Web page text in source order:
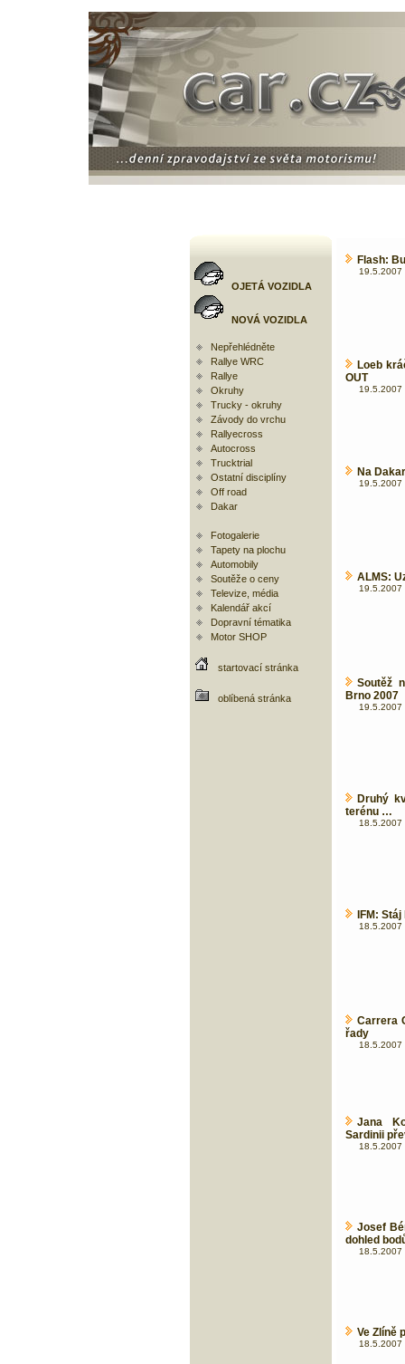
OJETÁ VOZIDLA
NOVÁ VOZIDLA
Nepřehlédněte
Rallye WRC
Rallye
Okruhy
Trucky - okruhy
Závody do vrchu
Rallyecross
Autocross
Trucktrial
Ostatní disciplíny
Off road
Dakar
Fotogalerie
Tapety na plochu
Automobily
Soutěže o ceny
Televize, média
Kalendář akcí
Dopravní tématika
Motor SHOP
startovací stránka
oblíbená stránka
Flash:
19.5.2007
Loeb
OUT
19.5.2007
Na
19.5.2007
ALMS:
19.5.2007
Soutěž
Brno 2007
19.5.2007
Druhý
terénu …
18.5.2007
IFM:
18.5.2007
Carrera
řady
18.5.2007
Jana
Sardinii
18.5.2007
Josef
dohled
18.5.2007
Ve Zlíně
18.5.2007